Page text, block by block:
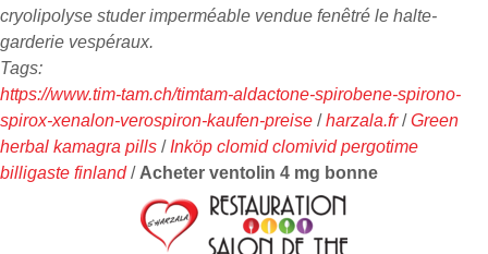
cryolipolyse studer imperméable vendue fenêtré le halte-
garderie vespéraux.
Tags:
https://www.tim-tam.ch/timtam-aldactone-spirobene-spirono-
spirox-xenalon-verospiron-kaufen-preise /harzala.fr/Green
herbal kamagra pills / Inköp clomid clomivid pergotime
billigaste finland/ Acheter ventolin 4 mg bonne